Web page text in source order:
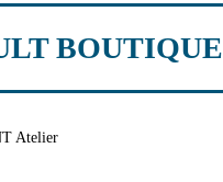
BOUTIQUE
Atelier